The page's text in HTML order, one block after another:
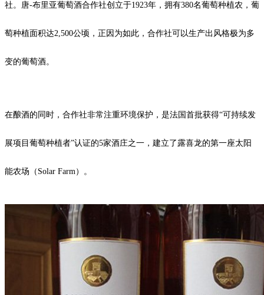
社。唐-布里亚葡萄酒合作社创立于1923年，拥有380名葡萄种植农，葡
萄种植面积达2,500公顷，正因为如此，合作社可以生产出风格极为多
变的葡萄酒。
在酿酒的同时，合作社非常注重环境保护，是法国首批获得“可持续发
展项目葡萄种植者”认证的5家酒庄之一，建立了露喜龙的第一座太阳
能农场（Solar Farm）。